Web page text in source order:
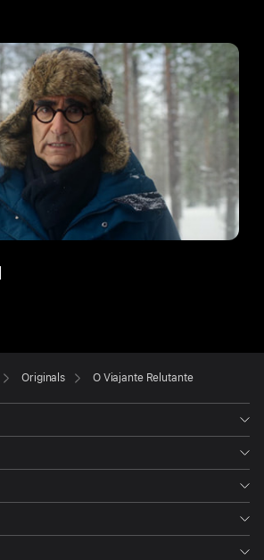
Originals O Viajante Relutante